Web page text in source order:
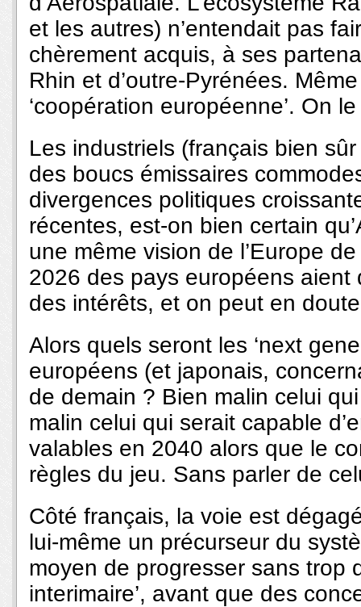
et les autres) n’entendait pas
chèrement acquis, à ses
Rhin et d’outre-Pyrénées.
‘coopération européenne’. On
Les industriels (français bien
des boucs émissaires
divergences politiques
récentes, est-on bien certain
une même vision de l’Europe
2026 des pays européens aient
des intérêts, et on peut en
Alors quels seront les ‘next
européens (et japonais,
de demain ? Bien malin celui
malin celui qui serait capable
valables en 2040 alors que le
règles du jeu. Sans parler de
Côté français, la voie est
lui-même un précurseur du
moyen de progresser sans trop
interimaire’, avant que des